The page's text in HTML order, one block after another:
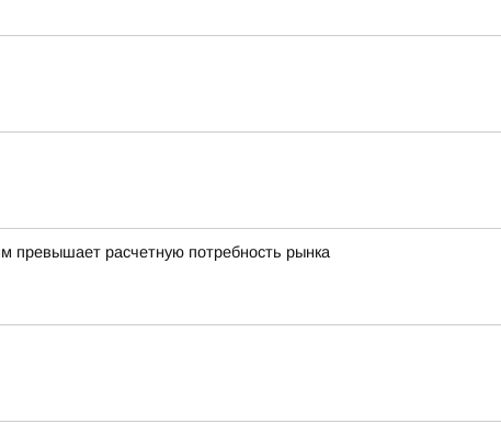
превышает расчетную потребность рынка